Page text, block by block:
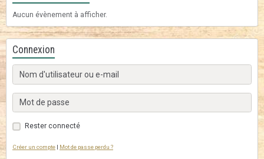
Aucun évènement à afficher.
Connexion
Rester connecté
Créer un compte | Mot de passe perdu ?